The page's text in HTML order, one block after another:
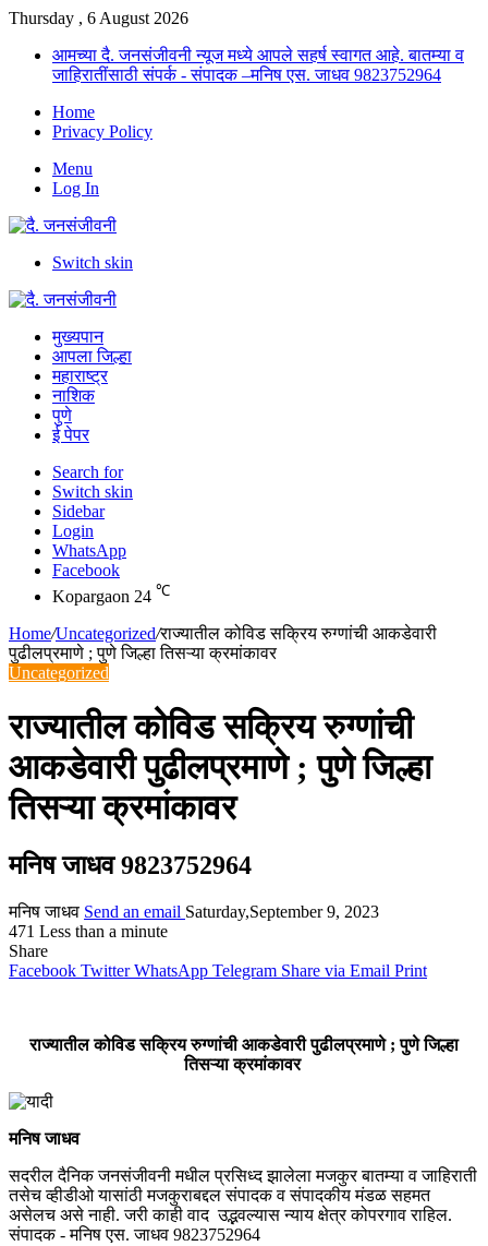
Thursday , 6 August 2026
आमच्या दै. जनसंजीवनी न्यूज मध्ये आपले सहर्ष स्वागत आहे. बातम्या व
जाहिरातींसाठी संपर्क - संपादक –मनिष एस. जाधव 9823752964
Home
Privacy Policy
Menu
Log In
Switch skin
मुख्यपान
आपला जिल्हा
महाराष्ट्र
नाशिक
पुणे
ई पेपर
Search for
Switch skin
Sidebar
Login
WhatsApp
Facebook
Kopargaon 24 ℃
Home/Uncategorized/राज्यातील कोविड सक्रिय रुग्णांची आकडेवारी
पुढीलप्रमाणे ; पुणे जिल्हा तिसऱ्या क्रमांकावर
Uncategorized
राज्यातील कोविड सक्रिय रुग्णांची
आकडेवारी पुढीलप्रमाणे ; पुणे जिल्हा
तिसऱ्या क्रमांकावर
मनिष जाधव 9823752964
मनिष जाधव Send an email Saturday,September 9, 2023
471 Less than a minute
Share
Facebook Twitter WhatsApp Telegram Share via Email Print
राज्यातील कोविड सक्रिय रुग्णांची आकडेवारी पुढीलप्रमाणे ; पुणे जिल्हा
तिसऱ्या क्रमांकावर
मनिष जाधव
सदरील दैनिक जनसंजीवनी मधील प्रसिध्द झालेला मजकुर बातम्या व जाहिराती
तसेच व्हीडीओ यासांठी मजकुराबद्दल संपादक व संपादकीय मंडळ सहमत
असेलच असे नाही. जरी काही वाद उद्भवल्यास न्याय क्षेत्र कोपरगाव राहिल.
संपादक - मनिष एस. जाधव 9823752964